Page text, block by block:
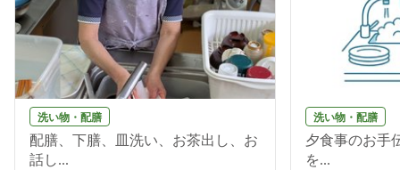
洗い物・配膳
配膳、下膳、皿洗い、お茶出し、お
話し...
洗い物・配膳
夕食事のお手
を...